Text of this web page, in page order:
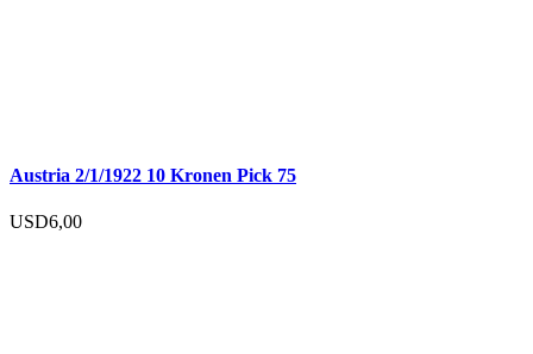
Austria 2/1/1922 10 Kronen Pick 75
USD6,00